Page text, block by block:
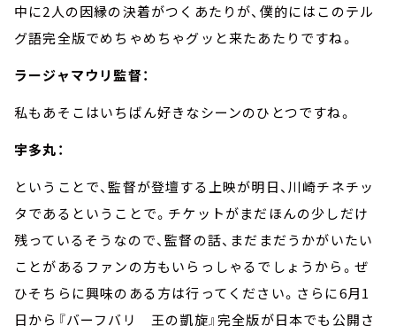
中に2人の因縁の決着がつくあたりが、僕的にはこのテル
グ語完全版でめちゃめちゃグッと来たあたりですね。
ラージャマウリ監督：
私もあそこはいちばん好きなシーンのひとつですね。
宇多丸：
ということで、監督が登壇する上映が明日、川崎チネチッ
タであるということで。チケットがまだほんの少しだけ
残っているそうなので、監督の話、まだまだうかがいたい
ことがあるファンの方もいらっしゃるでしょうから。ぜ
ひそちらに興味のある方は行ってください。さらに6月1
日から『バーフバリ 王の凱旋』完全版が日本でも公開さ